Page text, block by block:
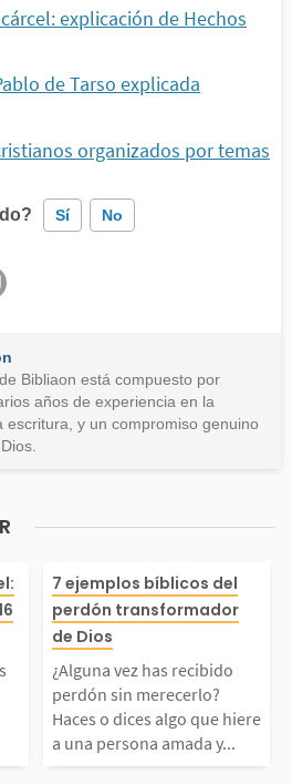
explicación de Hechos
de Tarso explicada
organizados por temas
Sí No
información incorrecta
Bibliaon está compuesto por
años de experiencia en la
escritura, y un compromiso genuino
la Bibl
Pabl
encar
a
¿Alguna vez
ido perdón sin
rlo? Haces o
o que hiere a
7 ejemplos bíblicos del
perdón transformador
de Dios
¿Alguna vez has recibido
perdón sin merecerlo?
Haces o dices algo que hiere
a una persona amada y...